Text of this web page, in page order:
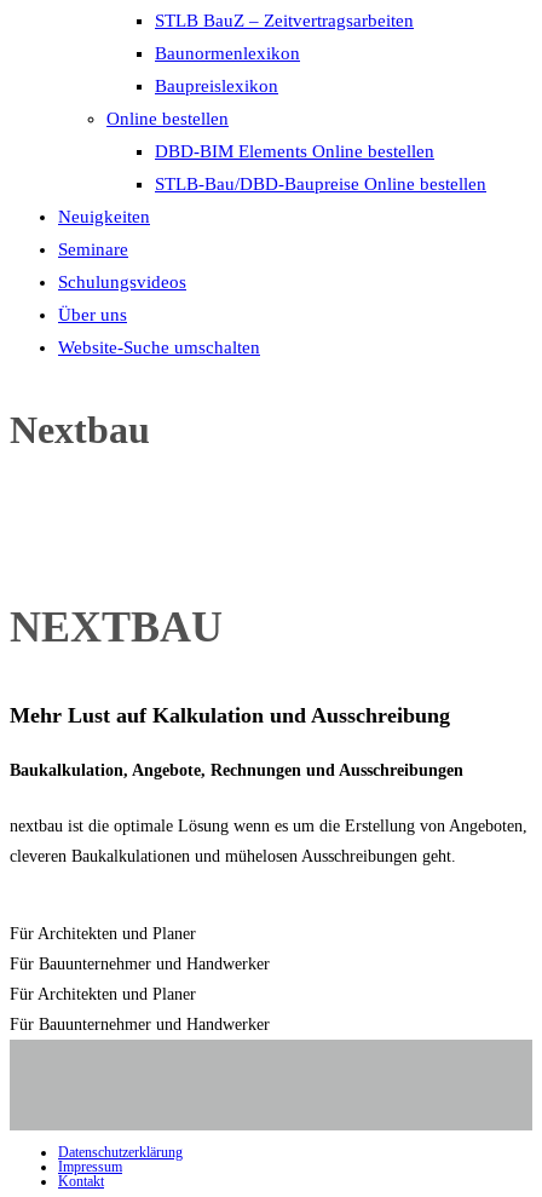
STLB BauZ – Zeitvertragsarbeiten
Baunormenlexikon
Baupreislexikon
Online bestellen
DBD-BIM Elements Online bestellen
STLB-Bau/DBD-Baupreise Online bestellen
Neuigkeiten
Seminare
Schulungsvideos
Über uns
Website-Suche umschalten
Nextbau
NEXTBAU
Mehr Lust auf Kalkulation und Ausschreibung
Baukalkulation, Angebote, Rechnungen und Ausschreibungen
nextbau ist die optimale Lösung wenn es um die Erstellung von Angeboten,
cleveren Baukalkulationen und mühelosen Ausschreibungen geht.
Für Architekten und Planer
Für Bauunternehmer und Handwerker
Für Architekten und Planer
Für Bauunternehmer und Handwerker
Datenschutzerklärung
Impressum
Kontakt